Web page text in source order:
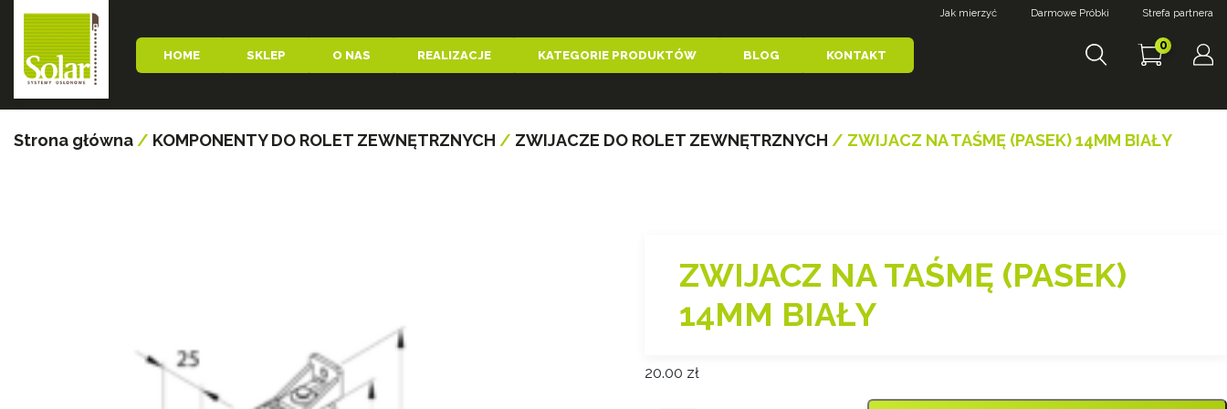
HOME SKLEP O NAS REALIZACJE KATEGORIE PRODUKTÓW BLOG KONTAKT
Jak mierzyć Darmowe Próbki Strefa partnera
0
Strona główna / KOMPONENTY DO ROLET ZEWNĘTRZNYCH / ZWIJACZE DO ROLET ZEWNĘTRZNYCH / ZWIJACZ NA TAŚMĘ (PASEK) 14MM BIAŁY
ZWIJACZ NA TAŚMĘ (PASEK)
14MM BIAŁY
20.00 zł